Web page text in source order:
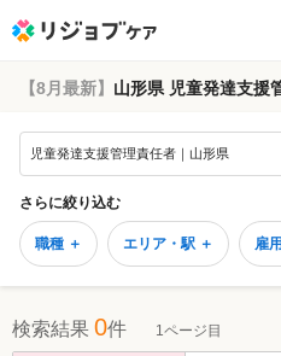
【8月最新】 山形県 児童発達支援
児童発達支援管理責任者｜山形県
さらに絞り込む
職種 ＋ エリア・駅 ＋ 雇
検索結果 0件 1ページ目